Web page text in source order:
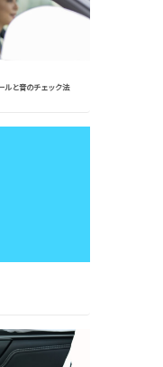
ルと音のチェック法